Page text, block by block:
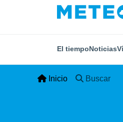
El tiempoNoticias
Inicio Buscar